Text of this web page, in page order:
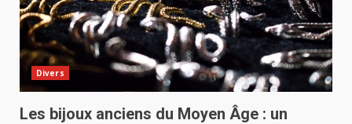
Divers
Les bijoux anciens du Moyen Âge : un